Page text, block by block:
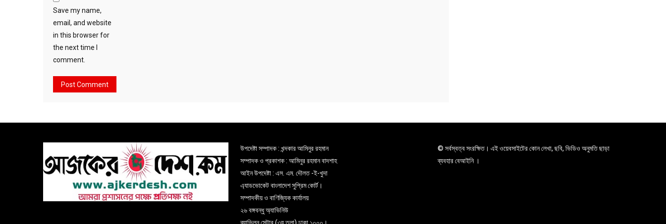
Save my name,
email, and website
in this browser for
the next time I
comment.
উপদেষ্টা সম্পাদক : খন্দকার আমিনুর রহমান
সম্পাদক ও প্রকাশক : আমিনুর রহমান বাদশাহ
আইন উপদেষ্টা : এস. এম. দৌলত -ই-খুদা
এ্যাডভোকেট বাংলাদেশ সুপ্রিম কোর্ট।
সম্পাদকীয় ও বাণিজ্যিক কার্যালয়
২৬ বঙ্গবন্ধু অ্যাভিনিউ
© সর্বস্বত্ব সংরক্ষিত। এই ওয়েবসাইটের কোন লেখা, ছবি, ভিডিও অনুমতি ছাড়া
ব্যবহার বেআইনি ।